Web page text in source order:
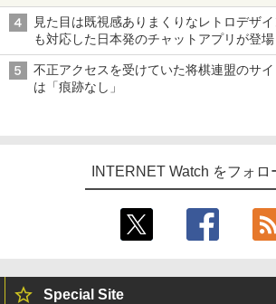
真や映像を使った投資詐欺などへの対策
見た目は既視感ありまくりなレトロデザ
も対応した日本発のチャットアプリが登場
不正アクセスを受けていた将棋連盟のサ
は「痕跡なし」
INTERNET Watch をフォロ
Special Site